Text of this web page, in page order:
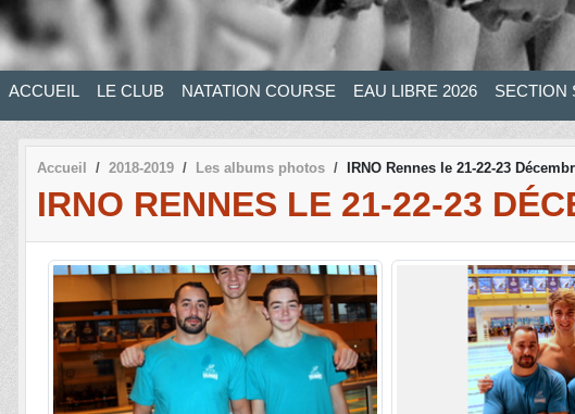
ACCUEIL LE CLUB NATATION COURSE EAU LIBRE 2026 SECTION
Accueil 2018-2019 Les albums photos IRNO Rennes le 21-22-23
IRNO RENNES LE 21-22-23